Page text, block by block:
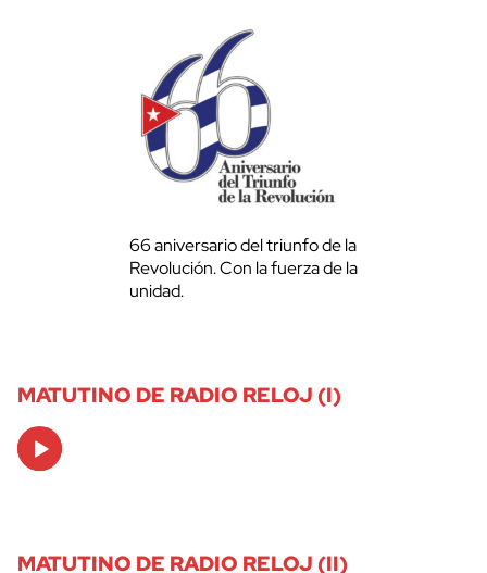
66 aniversario del triunfo de la
Revolución. Con la fuerza de la
unidad.
MATUTINO DE RADIO RELOJ (I)
Audio
Player
MATUTINO DE RADIO RELOJ (II)